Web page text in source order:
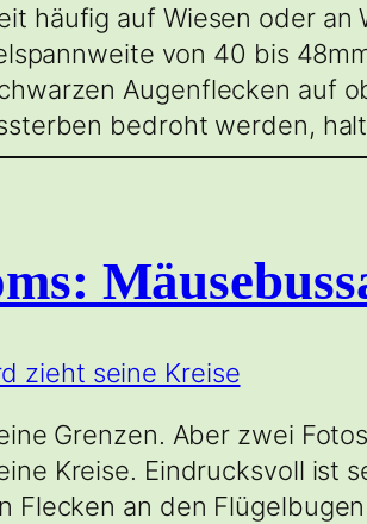
häufig auf Wiesen oder
von 40 bis
Augenflecken auf
bedroht werden,
Grenzen. Aber zwei
Kreise. Eindrucksvoll ist
Flecken an den